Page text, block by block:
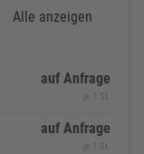
Alle anzeigen
auf Anfrage
je 1 St.
auf Anfrage
je 1 St.